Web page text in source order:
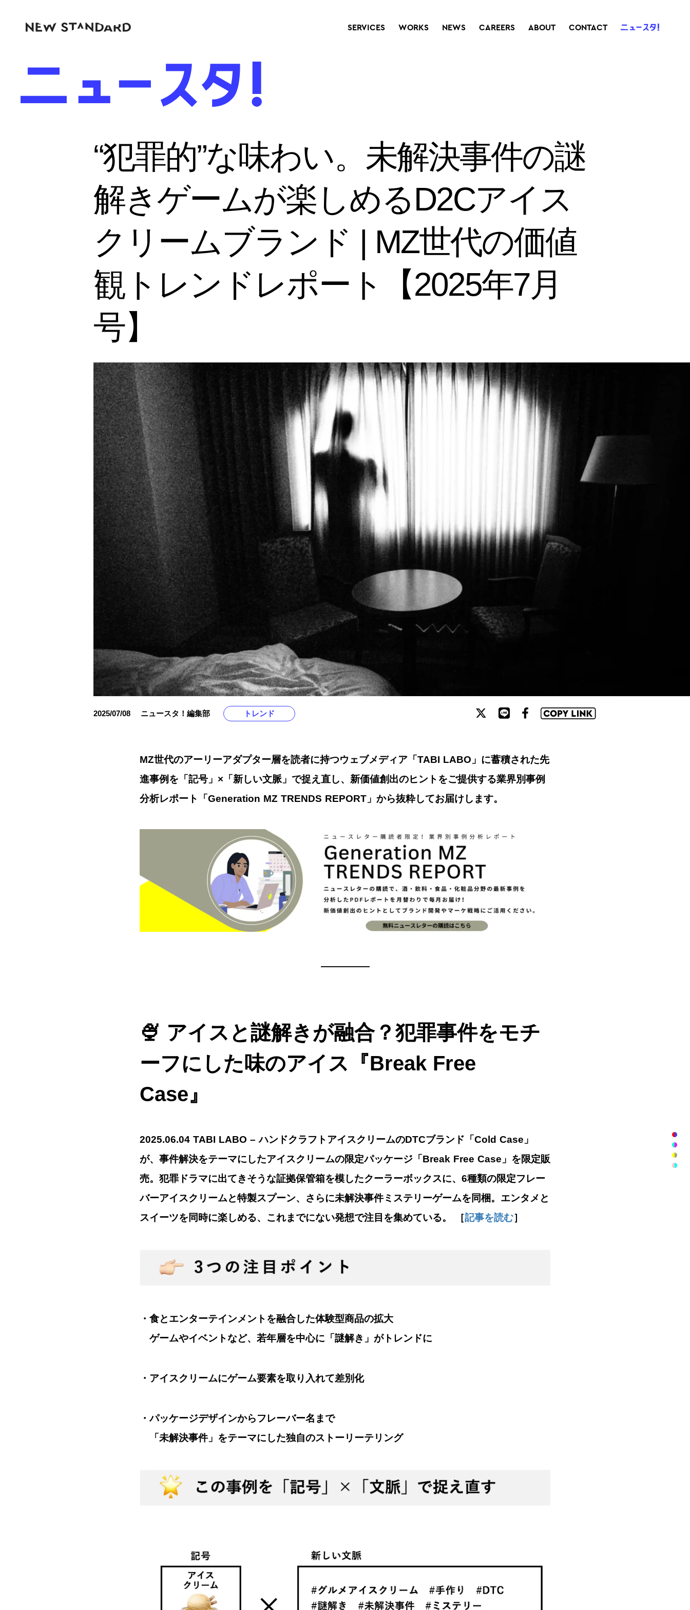
SERVICES WORKS NEWS CAREERS ABOUT CONTACT
“犯罪的”な味わい。未解決事件の謎
解きゲームが楽しめるD2Cアイス
クリームブランド | MZ世代の価値
観トレンドレポート【2025年7月
号】
2025/07/08 ニュースタ！編集部 トレンド
MZ世代のアーリーアダプター層を読者に持つウェブメディア「TABI LABO」に蓄積された先
進事例を「記号」×「新しい文脈」で捉え直し、新価値創出のヒントをご提供する業界別事例
分析レポート「Generation MZ TRENDS REPORT」から抜粋してお届けします。
—————
🍨 アイスと謎解きが融合？犯罪事件をモチ
ーフにした味のアイス『Break Free
Case』
2025.06.04 TABI LABO – ハンドクラフトアイスクリームのDTCブランド「Cold Case」
が、事件解決をテーマにしたアイスクリームの限定パッケージ「Break Free Case」を限定販
売。犯罪ドラマに出てきそうな証拠保管箱を模したクーラーボックスに、6種類の限定フレー
バーアイスクリームと特製スプーン、さらに未解決事件ミステリーゲームを同梱。エンタメと
スイーツを同時に楽しめる、これまでにない発想で注目を集めている。 ［記事を読む］
・食とエンターテインメントを融合した体験型商品の拡大
ゲームやイベントなど、若年層を中心に「謎解き」がトレンドに
・アイスクリームにゲーム要素を取り入れて差別化
・パッケージデザインからフレーバー名まで
「未解決事件」をテーマにした独自のストーリーテリング